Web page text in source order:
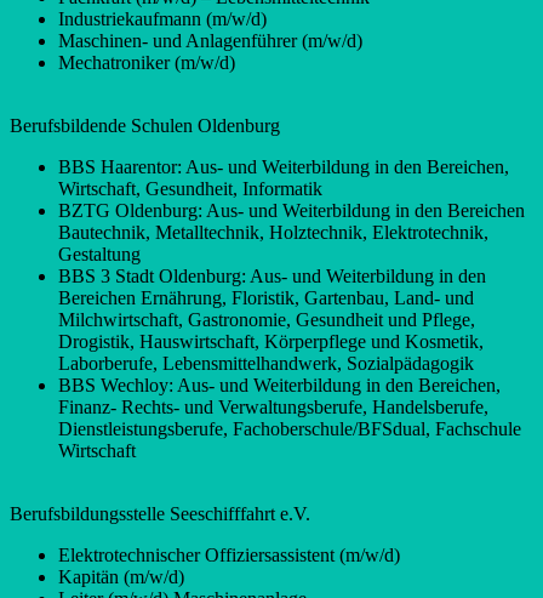
Industriekaufmann (m/w/d)
Maschinen- und Anlagenführer (m/w/d)
Mechatroniker (m/w/d)
Berufsbildende Schulen Oldenburg
BBS Haarentor: Aus- und Weiterbildung in den Bereichen,
Wirtschaft, Gesundheit, Informatik
BZTG Oldenburg: Aus- und Weiterbildung in den Bereichen
Bautechnik, Metalltechnik, Holztechnik, Elektrotechnik,
Gestaltung
BBS 3 Stadt Oldenburg: Aus- und Weiterbildung in den
Bereichen Ernährung, Floristik, Gartenbau, Land- und
Milchwirtschaft, Gastronomie, Gesundheit und Pflege,
Drogistik, Hauswirtschaft, Körperpflege und Kosmetik,
Laborberufe, Lebensmittelhandwerk, Sozialpädagogik
BBS Wechloy: Aus- und Weiterbildung in den Bereichen,
Finanz- Rechts- und Verwaltungsberufe, Handelsberufe,
Dienstleistungsberufe, Fachoberschule/BFSdual, Fachschule
Wirtschaft
Berufsbildungsstelle Seeschifffahrt e.V.
Elektrotechnischer Offiziersassistent (m/w/d)
Kapitän (m/w/d)